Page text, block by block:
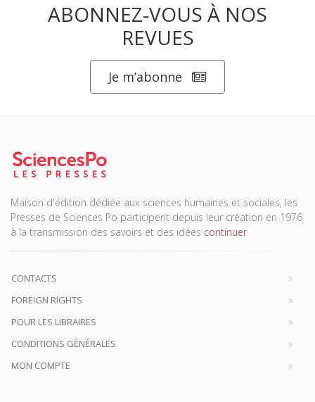
ABONNEZ-VOUS À NOS
REVUES
Je m’abonne
Maison d'édition dédiée aux sciences humaines et sociales, les
Presses de Sciences Po participent depuis leur création en 1976
à la transmission des savoirs et des idées continuer
CONTACTS
FOREIGN RIGHTS
POUR LES LIBRAIRES
CONDITIONS GÉNÉRALES
MON COMPTE